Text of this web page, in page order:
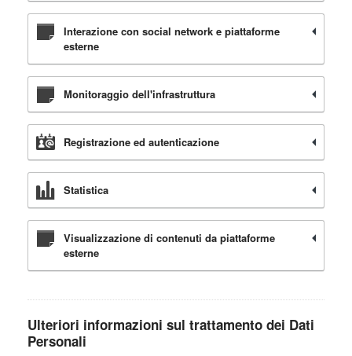
Interazione con social network e piattaforme
esterne
Monitoraggio dell'infrastruttura
Registrazione ed autenticazione
Statistica
Visualizzazione di contenuti da piattaforme
esterne
Ulteriori informazioni sul trattamento dei Dati
Personali